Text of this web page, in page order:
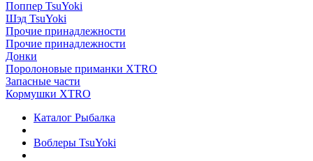
Поппер TsuYoki
Шэд TsuYoki
Прочие принадлежности
Прочие принадлежности
Донки
Поролоновые приманки XTRO
Запасные части
Кормушки XTRO
Каталог Рыбалка
Воблеры TsuYoki